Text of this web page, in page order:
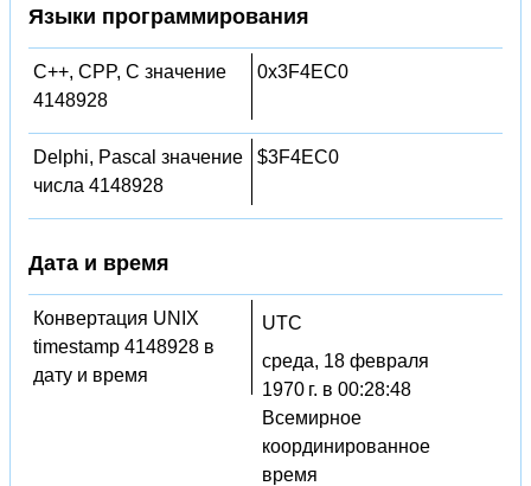
Языки программирования
C++, CPP, C значение
4148928
0x3F4EC0
Delphi, Pascal значение
числа 4148928
$3F4EC0
Дата и время
Конвертация UNIX
timestamp 4148928 в
дату и время
UTC
среда, 18 февраля
1970 г. в 00:28:48
Всемирное
координированное
время